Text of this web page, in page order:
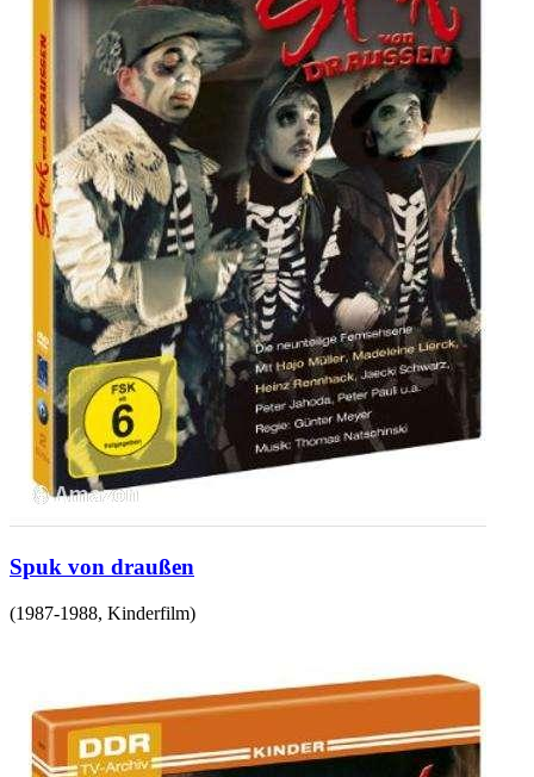
Spuk von draußen
(1987-1988, Kinderfilm)